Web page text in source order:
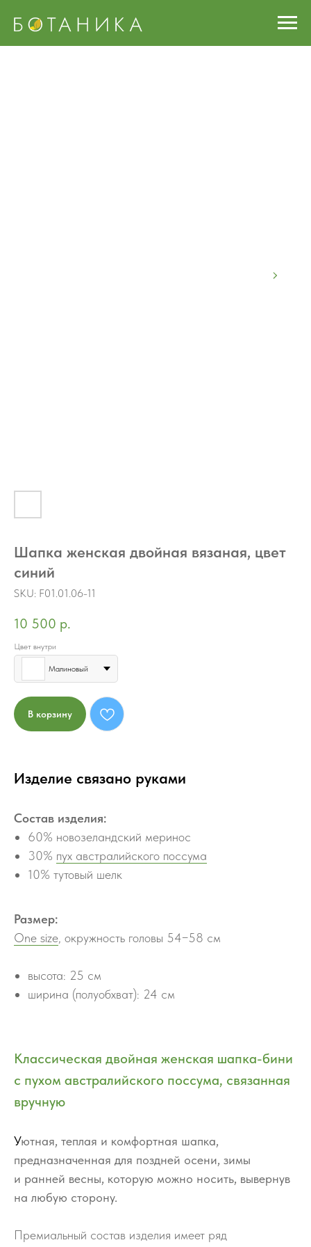
Шапка женская двойная вязаная, цвет
синий
SKU: F01.01.06-11
10 500 р.
Цвет внутри
Малиновый
В корзину
Изделие связано руками
Состав изделия:
60% новозеландский меринос
30% пух австралийского поссума
10% тутовый шелк
Размер:
One size , окружность головы 54−58 см
высота: 25 см
ширина (полуобхват): 24 см
Классическая двойная женская шапка-бини
с пухом австралийского поссума, связанная
вручную
Уютная, теплая и комфортная шапка,
предназначенная для поздней осени, зимы
и ранней весны, которую можно носить, вывернув
на любую сторону.
Премиальный состав изделия имеет ряд